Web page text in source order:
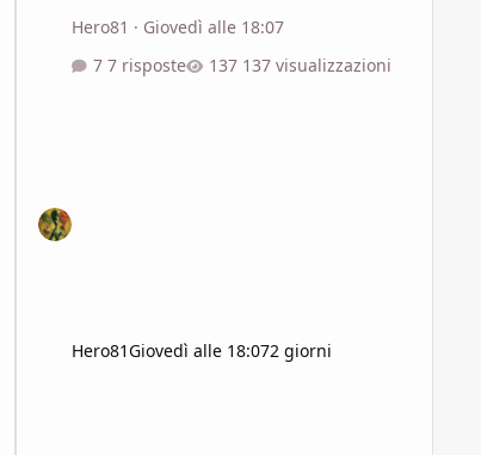
Hero81 · Giovedì alle 18:07
7 risposte
137 visualizzazioni
Hero81 Giovedì alle 18:072 giorni